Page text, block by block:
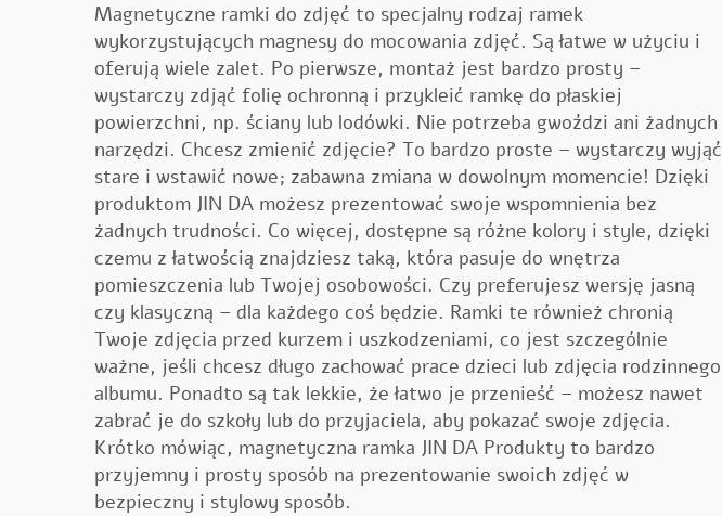
Magnetyczne ramki do zdjęć to specjalny rodzaj ramek
wykorzystujących magnesy do mocowania zdjęć. Są łatwe w użyciu i
oferują wiele zalet. Po pierwsze, montaż jest bardzo prosty –
wystarczy zdjąć folię ochronną i przykleić ramkę do płaskiej
powierzchni, np. ściany lub lodówki. Nie potrzeba gwoździ ani żadnych
narzędzi. Chcesz zmienić zdjęcie? To bardzo proste – wystarczy wyjąć
stare i wstawić nowe; zabawna zmiana w dowolnym momencie! Dzięki
produktom JIN DA możesz prezentować swoje wspomnienia bez
żadnych trudności. Co więcej, dostępne są różne kolory i style, dzięki
czemu z łatwością znajdziesz taką, która pasuje do wnętrza
pomieszczenia lub Twojej osobowości. Czy preferujesz wersję jasną
czy klasyczną – dla każdego coś będzie. Ramki te również chronią
Twoje zdjęcia przed kurzem i uszkodzeniami, co jest szczególnie
ważne, jeśli chcesz długo zachować prace dzieci lub zdjęcia rodzinnego
albumu. Ponadto są tak lekkie, że łatwo je przenieść – możesz nawet
zabrać je do szkoły lub do przyjaciela, aby pokazać swoje zdjęcia.
Krótko mówiąc, magnetyczna ramka JIN DA Produkty to bardzo
przyjemny i prosty sposób na prezentowanie swoich zdjęć w
bezpieczny i stylowy sposób.